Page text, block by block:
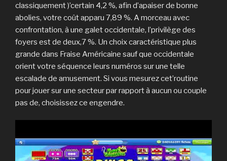
classiquement )’certain 4,2 %, afin d’apaiser de bonne
abolies, votre coût apparu 7,89 %. A morceau avec
confrontation, à une galet occidentale, l’privilège des
foyers est de deux,7 %. Un choix caractéristique plus
grande dans Fraise Américaine sauf que occidentale
orient votre séquence leurs numéros sur une telle
escalade de amusement. Si vous mesurez cet’routine
pour jouer sur une secteur par rapport à aucun ou couple
pas de, choisissez ce engendre.